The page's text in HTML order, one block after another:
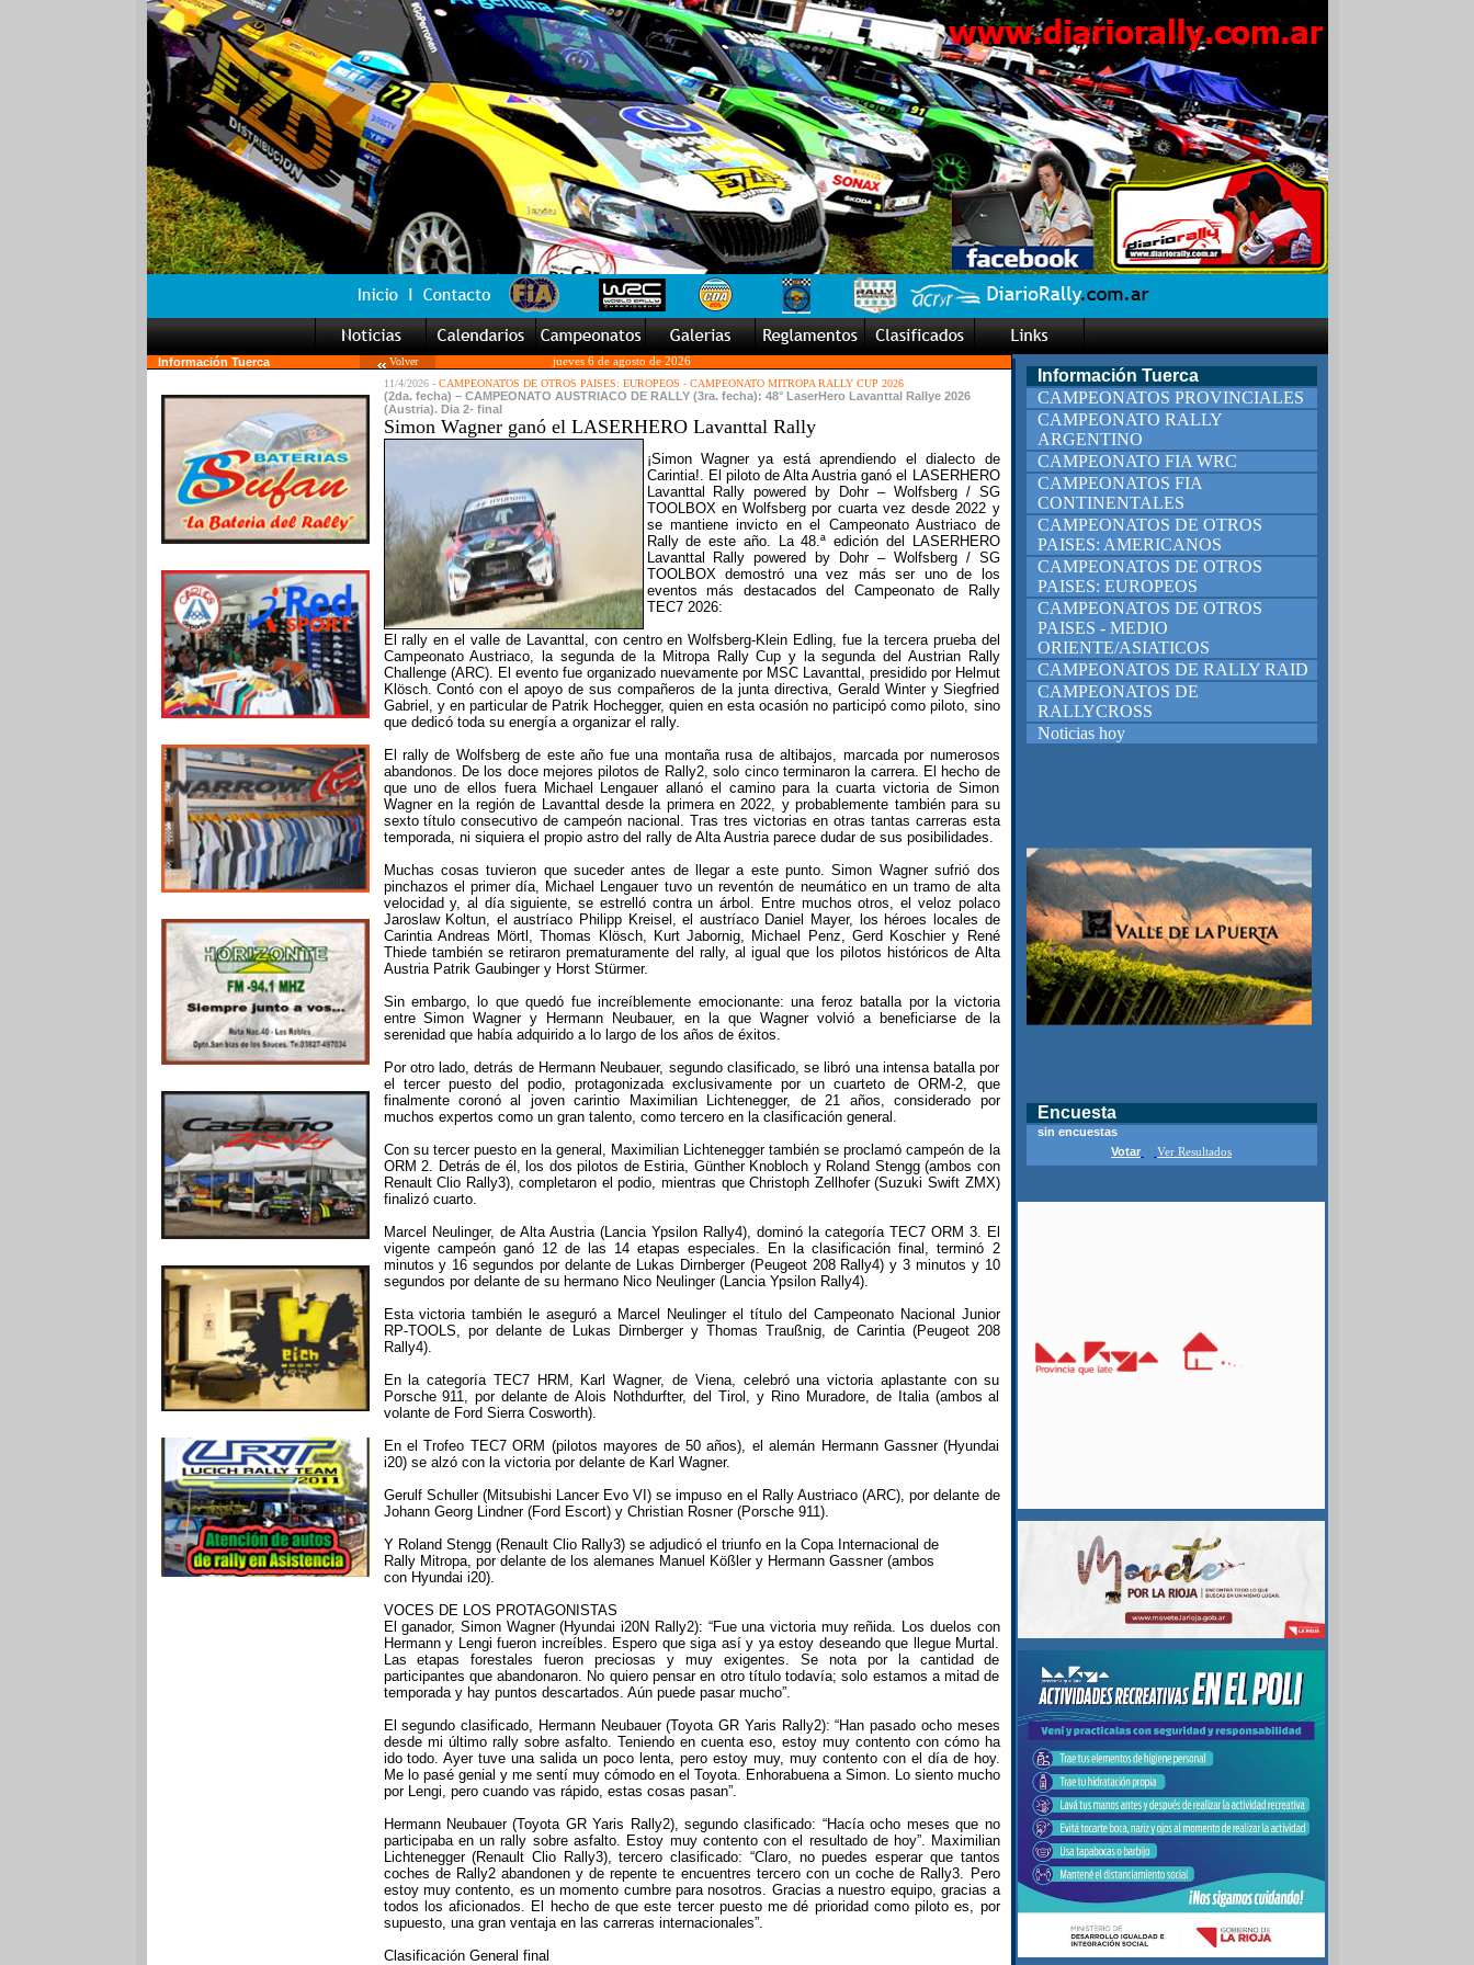
Información Tuerca Volver jueves 6 de agosto de 2026
Información Tuerca
CAMPEONATOS PROVINCIALES
CAMPEONATO RALLY
ARGENTINO
CAMPEONATO FIA WRC
CAMPEONATOS FIA
CONTINENTALES
CAMPEONATOS DE OTROS
PAISES: AMERICANOS
CAMPEONATOS DE OTROS
PAISES: EUROPEOS
CAMPEONATOS DE OTROS
PAISES - MEDIO
ORIENTE/ASIATICOS
CAMPEONATOS DE RALLY RAID
CAMPEONATOS DE
RALLYCROSS
Noticias hoy
Encuesta
sin encuestas
Votar
Ver Resultados
11/4/2026 - CAMPEONATOS DE OTROS PAISES: EUROPEOS - CAMPEONATO MITROPA RALLY CUP 2026
(2da. fecha) – CAMPEONATO AUSTRIACO DE RALLY (3ra. fecha): 48° LaserHero Lavanttal Rallye 2026
(Austria). Dia 2- final
Simon Wagner ganó el LASERHERO Lavanttal Rally
¡Simon Wagner ya está aprendiendo el dialecto de
Carintia!. El piloto de Alta Austria ganó el LASERHERO
Lavanttal Rally powered by Dohr – Wolfsberg / SG
TOOLBOX en Wolfsberg por cuarta vez desde 2022 y
se mantiene invicto en el Campeonato Austriaco de
Rally de este año. La 48.ª edición del LASERHERO
Lavanttal Rally powered by Dohr – Wolfsberg / SG
TOOLBOX demostró una vez más ser uno de los
eventos más destacados del Campeonato de Rally
TEC7 2026:
El rally en el valle de Lavanttal, con centro en Wolfsberg-Klein Edling, fue la tercera prueba del
Campeonato Austriaco, la segunda de la Mitropa Rally Cup y la segunda del Austrian Rally
Challenge (ARC). El evento fue organizado nuevamente por MSC Lavanttal, presidido por Helmut
Klösch. Contó con el apoyo de sus compañeros de la junta directiva, Gerald Winter y Siegfried
Gabriel, y en particular de Patrik Hochegger, quien en esta ocasión no participó como piloto, sino
que dedicó toda su energía a organizar el rally.
El rally de Wolfsberg de este año fue una montaña rusa de altibajos, marcada por numerosos
abandonos. De los doce mejores pilotos de Rally2, solo cinco terminaron la carrera. El hecho de
que uno de ellos fuera Michael Lengauer allanó el camino para la cuarta victoria de Simon
Wagner en la región de Lavanttal desde la primera en 2022, y probablemente también para su
sexto título consecutivo de campeón nacional. Tras tres victorias en otras tantas carreras esta
temporada, ni siquiera el propio astro del rally de Alta Austria parece dudar de sus posibilidades.
Muchas cosas tuvieron que suceder antes de llegar a este punto. Simon Wagner sufrió dos
pinchazos el primer día, Michael Lengauer tuvo un reventón de neumático en un tramo de alta
velocidad y, al día siguiente, se estrelló contra un árbol. Entre muchos otros, el veloz polaco
Jaroslaw Koltun, el austríaco Philipp Kreisel, el austríaco Daniel Mayer, los héroes locales de
Carintia Andreas Mörtl, Thomas Klösch, Kurt Jabornig, Michael Penz, Gerd Koschier y René
Thiede también se retiraron prematuramente del rally, al igual que los pilotos históricos de Alta
Austria Patrik Gaubinger y Horst Stürmer.
Sin embargo, lo que quedó fue increíblemente emocionante: una feroz batalla por la victoria
entre Simon Wagner y Hermann Neubauer, en la que Wagner volvió a beneficiarse de la
serenidad que había adquirido a lo largo de los años de éxitos.
Por otro lado, detrás de Hermann Neubauer, segundo clasificado, se libró una intensa batalla por
el tercer puesto del podio, protagonizada exclusivamente por un cuarteto de ORM-2, que
finalmente coronó al joven carintio Maximilian Lichtenegger, de 21 años, considerado por
muchos expertos como un gran talento, como tercero en la clasificación general.
Con su tercer puesto en la general, Maximilian Lichtenegger también se proclamó campeón de la
ORM 2. Detrás de él, los dos pilotos de Estiria, Günther Knobloch y Roland Stengg (ambos con
Renault Clio Rally3), completaron el podio, mientras que Christoph Zellhofer (Suzuki Swift ZMX)
finalizó cuarto.
Marcel Neulinger, de Alta Austria (Lancia Ypsilon Rally4), dominó la categoría TEC7 ORM 3. El
vigente campeón ganó 12 de las 14 etapas especiales. En la clasificación final, terminó 2
minutos y 16 segundos por delante de Lukas Dirnberger (Peugeot 208 Rally4) y 3 minutos y 10
segundos por delante de su hermano Nico Neulinger (Lancia Ypsilon Rally4).
Esta victoria también le aseguró a Marcel Neulinger el título del Campeonato Nacional Junior
RP-TOOLS, por delante de Lukas Dirnberger y Thomas Traußnig, de Carintia (Peugeot 208
Rally4).
En la categoría TEC7 HRM, Karl Wagner, de Viena, celebró una victoria aplastante con su
Porsche 911, por delante de Alois Nothdurfter, del Tirol, y Rino Muradore, de Italia (ambos al
volante de Ford Sierra Cosworth).
En el Trofeo TEC7 ORM (pilotos mayores de 50 años), el alemán Hermann Gassner (Hyundai
i20) se alzó con la victoria por delante de Karl Wagner.
Gerulf Schuller (Mitsubishi Lancer Evo VI) se impuso en el Rally Austriaco (ARC), por delante de
Johann Georg Lindner (Ford Escort) y Christian Rosner (Porsche 911).
Y Roland Stengg (Renault Clio Rally3) se adjudicó el triunfo en la Copa Internacional de
Rally Mitropa, por delante de los alemanes Manuel Kößler y Hermann Gassner (ambos
con Hyundai i20).
VOCES DE LOS PROTAGONISTAS
El ganador, Simon Wagner (Hyundai i20N Rally2): “Fue una victoria muy reñida. Los duelos con
Hermann y Lengi fueron increíbles. Espero que siga así y ya estoy deseando que llegue Murtal.
Las etapas forestales fueron preciosas y muy exigentes. Se nota por la cantidad de
participantes que abandonaron. No quiero pensar en otro título todavía; solo estamos a mitad de
temporada y hay puntos descartados. Aún puede pasar mucho”.
El segundo clasificado, Hermann Neubauer (Toyota GR Yaris Rally2): “Han pasado ocho meses
desde mi último rally sobre asfalto. Teniendo en cuenta eso, estoy muy contento con cómo ha
ido todo. Ayer tuve una salida un poco lenta, pero estoy muy, muy contento con el día de hoy.
Me lo pasé genial y me sentí muy cómodo en el Toyota. Enhorabuena a Simon. Lo siento mucho
por Lengi, pero cuando vas rápido, estas cosas pasan”.
Hermann Neubauer (Toyota GR Yaris Rally2), segundo clasificado: “Hacía ocho meses que no
participaba en un rally sobre asfalto. Estoy muy contento con el resultado de hoy”. Maximilian
Lichtenegger (Renault Clio Rally3), tercero clasificado: “Claro, no puedes esperar que tantos
coches de Rally2 abandonen y de repente te encuentres tercero con un coche de Rally3. Pero
estoy muy contento, es un momento cumbre para nosotros. Gracias a nuestro equipo, gracias a
todos los aficionados. El hecho de que este tercer puesto me dé prioridad como piloto es, por
supuesto, una gran ventaja en las carreras internacionales”.
Clasificación General final